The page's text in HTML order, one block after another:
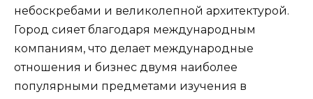
небоскребами и великолепной архитектурой.
Город сияет благодаря международным
компаниям, что делает международные
отношения и бизнес двумя наиболее
популярными предметами изучения в